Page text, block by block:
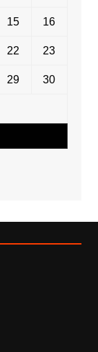
15 16
22 23
29 30